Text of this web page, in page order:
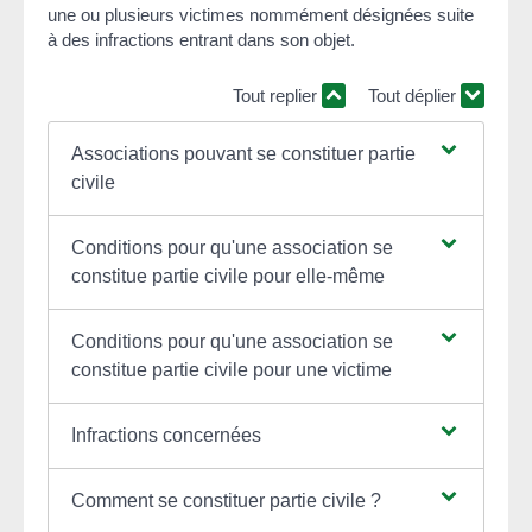
une ou plusieurs victimes nommément désignées suite
à des infractions entrant dans son objet.
Tout replier Tout déplier
Associations pouvant se constituer partie
civile
Conditions pour qu'une association se
constitue partie civile pour elle-même
Conditions pour qu'une association se
constitue partie civile pour une victime
Infractions concernées
Comment se constituer partie civile ?